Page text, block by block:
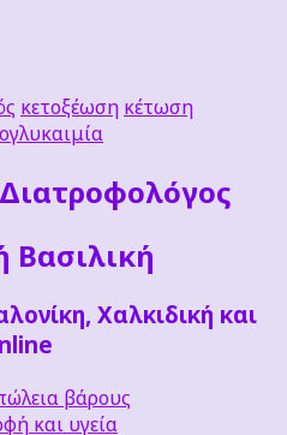
κετοξέωση κέτωση
Βασιλική
Χαλκιδική και